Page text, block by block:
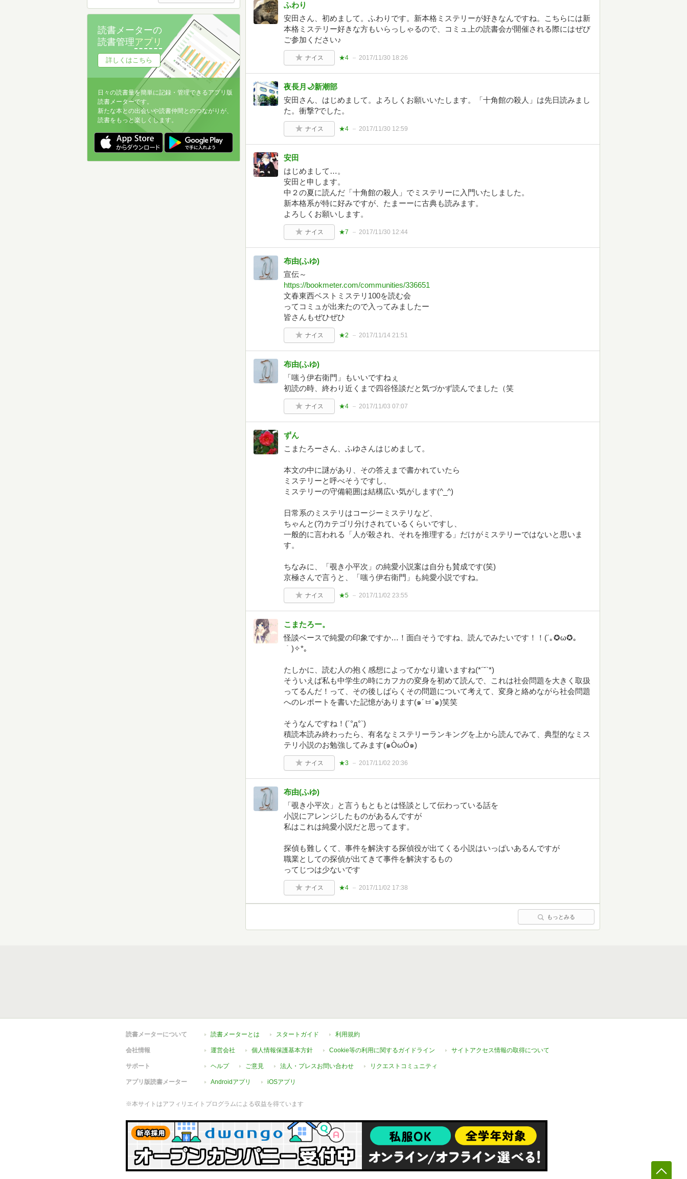
ふわり
安田さん、初めまして。ふわりです。新本格ミステリーが好きなんですね。こちらには新
本格ミステリー好きな方もいらっしゃるので、コミュ上の読書会が開催される際にはぜび
ご参加ください♪
ナイス ★4 2017/11/30 18:26
夜長月🌙新潮部
安田さん、はじめまして。よろしくお願いいたします。「十角館の殺人」は先日読みまし
た。衝撃?でした。
ナイス ★4 2017/11/30 12:59
安田
はじめまして…。
安田と申します。
中２の夏に読んだ「十角館の殺人」でミステリーに入門いたしました。
新本格系が特に好みですが、たまーーに古典も読みます。
よろしくお願いします。
ナイス ★7 2017/11/30 12:44
布由(ふゆ)
宣伝～
https://bookmeter.com/communities/336651
文春東西ベストミステリ100を読む会
ってコミュが出来たので入ってみましたー
皆さんもぜひぜひ
ナイス ★2 2017/11/14 21:51
布由(ふゆ)
「嗤う伊右衛門」もいいですねぇ
初読の時、終わり近くまで四谷怪談だと気づかず読んでました（笑
ナイス ★4 2017/11/03 07:07
ずん
こまたろーさん、ふゆさんはじめまして。
本文の中に謎があり、その答えまで書かれていたら
ミステリーと呼べそうですし、
ミステリーの守備範囲は結構広い気がします(^_^)
日常系のミステリはコージーミステリなど、
ちゃんと(?)カテゴリ分けされているくらいですし、
一般的に言われる「人が殺され、それを推理する」だけがミステリーではないと思いま
す。
ちなみに、「覗き小平次」の純愛小説案は自分も賛成です(笑)
京極さんで言うと、「嗤う伊右衛門」も純愛小説ですね。
ナイス ★5 2017/11/02 23:55
こまたろー。
怪談ベースで純愛の印象ですか…！面白そうですね、読んでみたいです！！(´｡✪ω✪｡
｀)✧*。
たしかに、読む人の抱く感想によってかなり違いますね(*´˘`*)
そういえば私も中学生の時にカフカの変身を初めて読んで、これは社会問題を大きく取扱
ってるんだ！って、その後しばらくその問題について考えて、変身と絡めながら社会問題
へのレポートを書いた記憶があります(๑´ㅂ`๑)笑笑
そうなんですね！(´°д°`)
積読本読み終わったら、有名なミステリーランキングを上から読んでみて、典型的なミス
テリ小説のお勉強してみます(๑ÒωÓ๑)
ナイス ★3 2017/11/02 20:36
布由(ふゆ)
「覗き小平次」と言うもともとは怪談として伝わっている話を
小説にアレンジしたものがあるんですが
私はこれは純愛小説だと思ってます。
探偵も難しくて、事件を解決する探偵役が出てくる小説はいっぱいあるんですが
職業としての探偵が出てきて事件を解決するもの
ってじつは少ないです
ナイス ★4 2017/11/02 17:38
もっとみる
読書メーターの
読書管理アプリ
詳しくはこちら
日々の読書量を簡単に記録・管理できるアプリ版
読書メーターです。
新たな本との出会いや読書仲間とのつながりが、
読書をもっと楽しくします。
読書メーターについて 読書メーターとは スタートガイド 利用規約
会社情報 運営会社 個人情報保護基本方針 Cookie等の利用に関するガイドライン サイトアクセス情報の取得について
サポート ヘルプ ご意見 法人・プレスお問い合わせ リクエストコミュニティ
アプリ版読書メーター Androidアプリ iOSアプリ
※本サイトはアフィリエイトプログラムによる収益を得ています